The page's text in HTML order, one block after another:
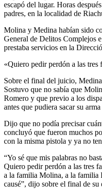
escapó del lugar. Horas
padres, en la localidad de
Molina y Medina habían sido
General de Delitos Complejos
prestaba servicios en la
«Quiero pedir perdón a las tres
Sobre el final del juicio,
Sostuvo que no sabía que
Romero y que previo a los
antes que pudiera sacar su
Dijo que no podía precisar
concluyó que fueron muchos
con la misma pistola y ya no
“Yo sé que mis palabras no
Quiero pedir perdón a las tres
a la familia Molina, a la familia
causé”, dijo sobre el final de su